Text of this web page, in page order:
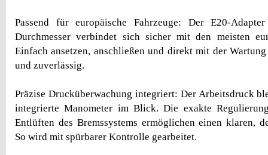
Passend für europäische Fahrzeuge: Der E20-
Durchmesser verbindet sich sicher mit den meisten
Einfach ansetzen, anschließen und direkt mit der
und zuverlässig.
Präzise Drucküberwachung integriert: Der Arbeitsdruck
integrierte Manometer im Blick. Die exakte
Entlüften des Bremssystems ermöglichen einen klaren,
So wird mit spürbarer Kontrolle gearbeitet.